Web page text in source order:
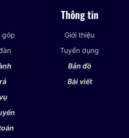
góp
Thông tin
Giới thiệu
Tuyển dụng
Bản đồ
Bài viết